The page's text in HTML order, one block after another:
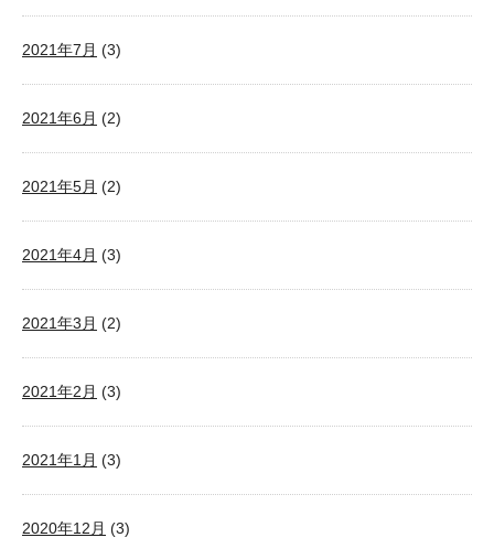
2021年7月 (3)
2021年6月 (2)
2021年5月 (2)
2021年4月 (3)
2021年3月 (2)
2021年2月 (3)
2021年1月 (3)
2020年12月 (3)